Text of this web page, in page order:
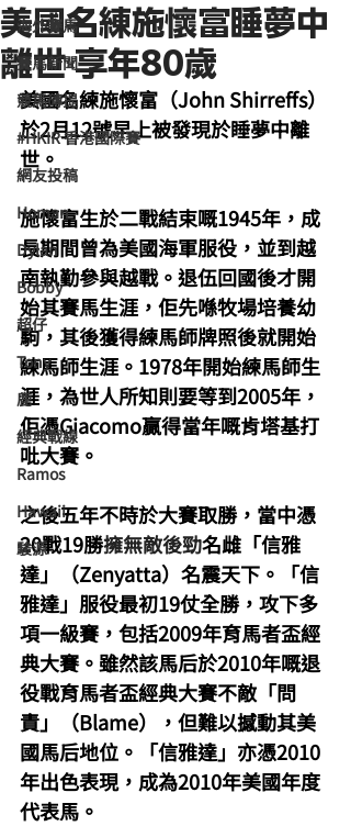
海外賽馬
賽馬新聞
競馬磚提
#HKIR 香港國際賽
網友投稿
Homan
Dylan
Bobby
超仔
Tony
鹿
經典戰線
Ramos
Hawaii
駿源
美國名練施懷富睡夢中
離世 享年80歲
美國名練施懷富（John Shirreffs）
於2月12號早上被發現於睡夢中離
世。
施懷富生於二戰結束嘅1945年，成
長期間曾為美國海軍服役，並到越
南執勤參與越戰。退伍回國後才開
始其賽馬生涯，佢先喺牧場培養幼
駒，其後獲得練馬師牌照後就開始
練馬師生涯。1978年開始練馬師生
涯，為世人所知則要等到2005年，
佢憑Giacomo贏得當年嘅肯塔基打
吡大賽。
之後五年不時於大賽取勝，當中憑
20戰19勝擁無敵後勁名雌「信雅
達」（Zenyatta）名震天下。「信
雅達」服役最初19仗全勝，攻下多
項一級賽，包括2009年育馬者盃經
典大賽。雖然該馬后於2010年嘅退
役戰育馬者盃經典大賽不敵「問
責」（Blame），但難以撼動其美
國馬后地位。「信雅達」亦憑2010
年出色表現，成為2010年美國年度
代表馬。